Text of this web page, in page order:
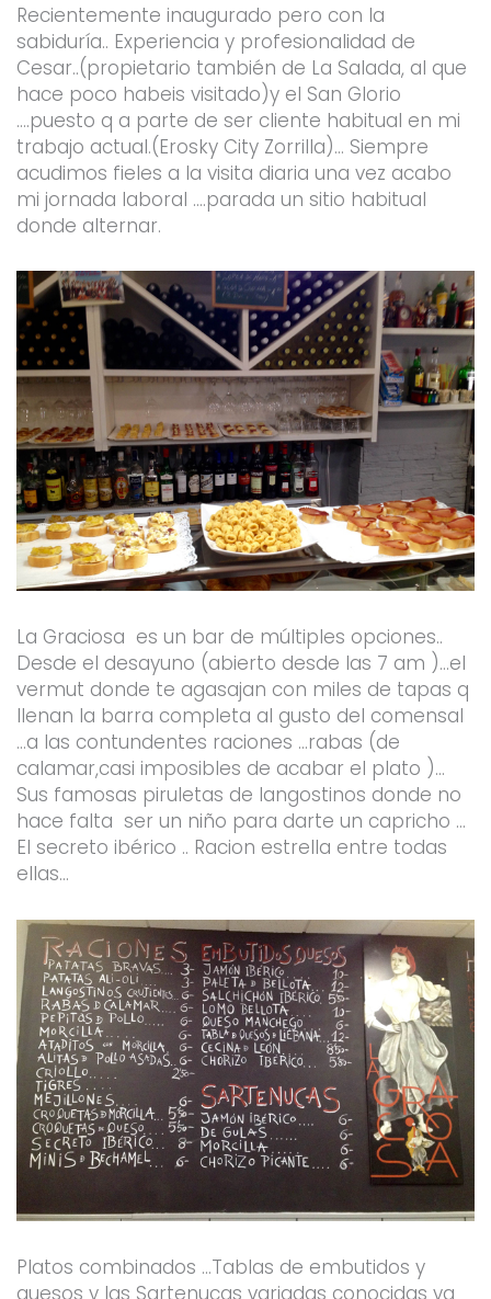
Recientemente inaugurado pero con la
sabiduría.. Experiencia y profesionalidad de
Cesar..(propietario también de La Salada, al que
hace poco habeis visitado)y el San Glorio
….puesto q a parte de ser cliente habitual en mi
trabajo actual.(Erosky City Zorrilla)… Siempre
acudimos fieles a la visita diaria una vez acabo
mi jornada laboral ….parada un sitio habitual
donde alternar.
La Graciosa es un bar de múltiples opciones..
Desde el desayuno (abierto desde las 7 am )…el
vermut donde te agasajan con miles de tapas q
llenan la barra completa al gusto del comensal
…a las contundentes raciones …rabas (de
calamar,casi imposibles de acabar el plato )…
Sus famosas piruletas de langostinos donde no
hace falta ser un niño para darte un capricho …
El secreto ibérico .. Racion estrella entre todas
ellas…
Platos combinados …Tablas de embutidos y
quesos y las Sartenucas variadas conocidas ya